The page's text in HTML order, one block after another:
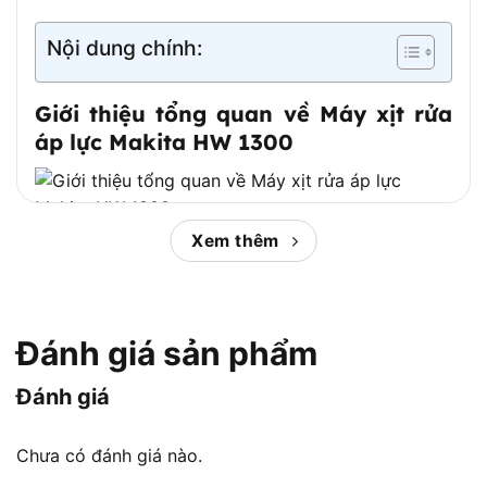
Nội dung chính:
Giới thiệu tổng quan về Máy xịt rửa
áp lực Makita HW 1300
Giới thiệu tổng quan về Máy xịt rửa áp lực Makita HW
1300
thiết bị làm sạch đa năng, được thiết kế để đáp
ứng nhu cầu vệ sinh từ gia đình đến các xưởng
sản xuất chuyên nghiệp. Sản phẩm nổi bật với
thiết kế tiện lợi, giúp tiết kiệm thời gian và công
Xem thêm
Đánh giá sản phẩm
Đánh giá
Chưa có đánh giá nào.